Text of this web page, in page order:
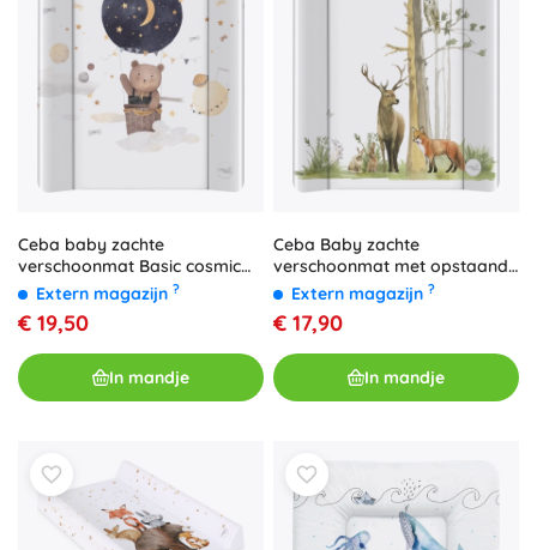
Ceba baby zachte
verschoonmat Basic cosmic
bear 50 × 70 cm
Extern magazijn ?
€ 19,50
In mandje
Ceba Baby zachte
verschoonmat met opstaande
zijkanten Basic Woodland 50 ×
Extern magazijn ?
€ 17,90
In mandje